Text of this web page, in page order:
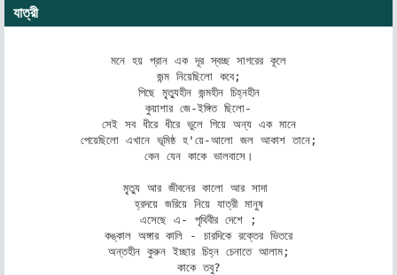
যাত্রী
মনে হয় প্রান এক দূর স্বচ্ছ সাগরের কূলে
জন্ম নিয়েছিলো কবে;
পিছে মৃ্ত্যুহীন জন্মহীন চিহ্নহীন
কুয়াশার জে-ইঙ্গিত ছিলো-
সেই সব ধীরে ধীরে ভুলে গিয়ে অন্য এক মানে
পেয়েছিলো এখানে ভূমিষ্ঠ হ'য়ে-আলো জল আকাশ তানে;
কেন যেন কাকে ভালবাসে।
মৃ্ত্যু আর জীবনের কালো আর সাদা
হ্রদয়ে জরিয়ে নিয়ে যাত্রী মানুষ
এসেছে এ- পৃথিবীর দেশে ;
কঙ্কাল অঙ্গার কালি - চারদিকে রক্তের ভিতরে
অন্তহীন কুরুন ইচ্ছার চিহ্ন চেনাতে আলাম;
কাকে তবু?